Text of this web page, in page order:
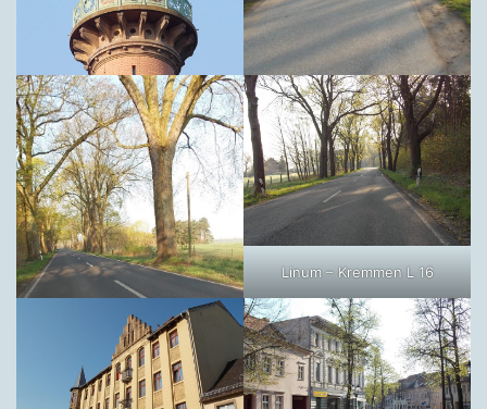
Linum – Kremmen L 16